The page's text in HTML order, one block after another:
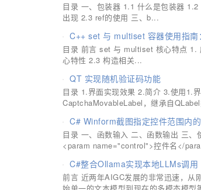
目录 一、包装器 1.1 什么是包装器
出现 2.3 ref的使用 三、b...
C++ set 与 multiset 容器使用指南
目录 前言 set 与 multiset 核心特点
心特性 2.3 构造相关...
QT 实现随机验证码功能
目录 1.界面实现效果 2.简介 3.使用1.
CaptchaMovableLabel，继承自
C# Winform截图指定控件范围内
目录 一、函数输入 二、函数输出 三
<param name="control">控件名</
C#整合Ollama实现本地LLMs调用
前言 近两年AIGC发展的非常迅速，从